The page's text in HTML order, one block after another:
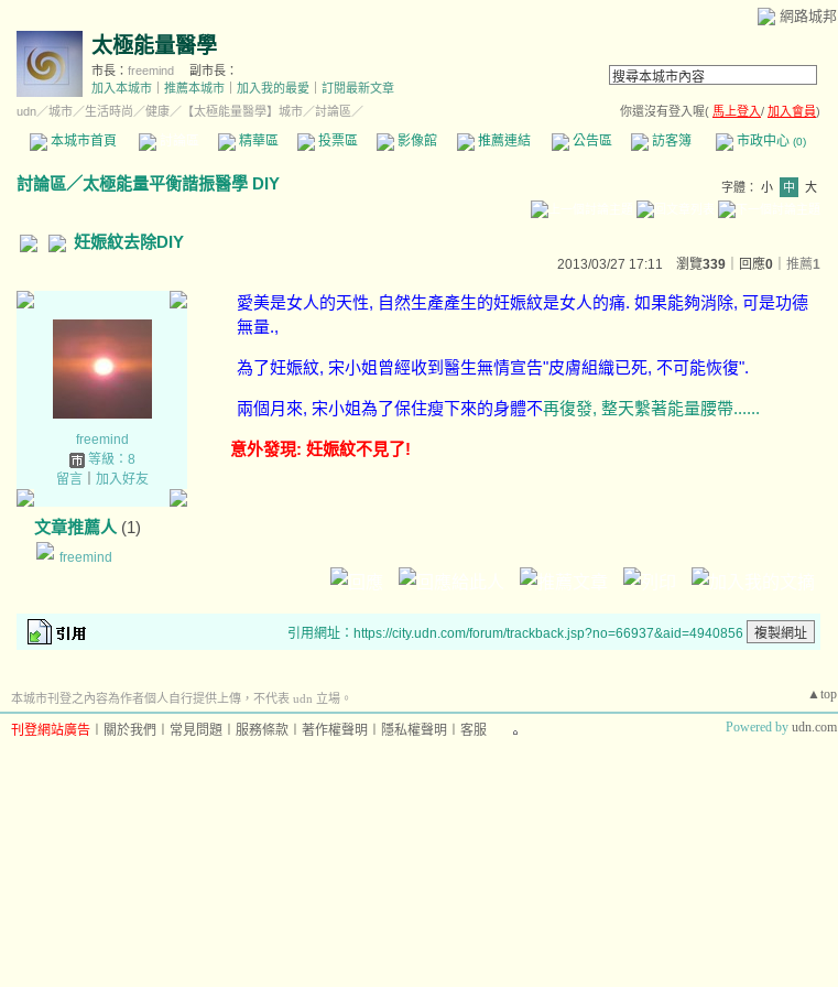
網路城邦
太極能量醫學
市長： freemind
副市長：
加入本城市
推薦本城市 加入我的最愛
訂閱最新文章
udn／城市／生活時尚 ／健康／ 【太極能量醫學】城市／討論區／ 你還沒有登入喔( 馬上登入/ 加入會員)
本城市首頁 精華區 投票區 影像館 推薦連結 公告區 訪客簿 市政中心 (0)
討論區／太極能量平衡諧振醫學 DIY 字體： 小 中 大
妊娠紋去除DIY
2013/03/27 17:11 瀏覽339 ｜回應0 推薦1
freemind
等級：8
留言｜ 加入好友
文章推薦人 (1)
freemind
愛美是女人的天性, 自然生產產生的妊娠紋是女人的痛. 如果能夠消除, 可是功德
無量.,
為了妊娠紋, 宋小姐曾經收到醫生無情宣告"皮膚組織已死, 不可能恢復".
兩個月來, 宋小姐為了保住瘦下來的身體不再復發, 整天繫著能量腰帶......
意外發現: 妊娠紋不見了!
引用網址：https://city.udn.com/forum/trackback.jsp?no=66937&aid=4940856
▲top
本城市刊登之內容為作者個人自行提供上傳，不代表 udn 立場。
刊登網站廣告 關於我們 常見問題 服務條款 著作權聲明 隱私權聲明 客服 Powered by udn.com